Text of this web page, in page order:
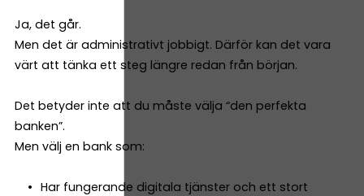
Ja, det går.
Men det är administrativt jobbigt. Därför kan det vara
värt att tänka ett steg längre redan från början.
Det betyder inte att du måste välja “den perfekta
banken”.
Men välj en bank som:
Har fungerande digitala tjänster och ett stort